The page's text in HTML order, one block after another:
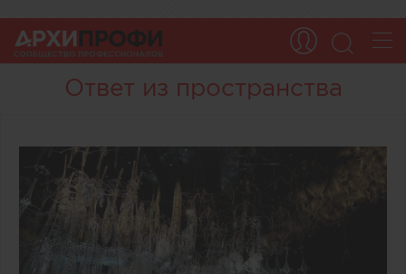
Ответ из пространства